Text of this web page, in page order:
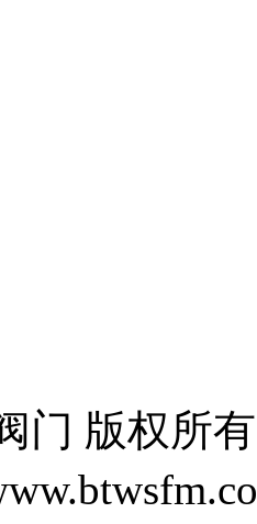
门 版权所